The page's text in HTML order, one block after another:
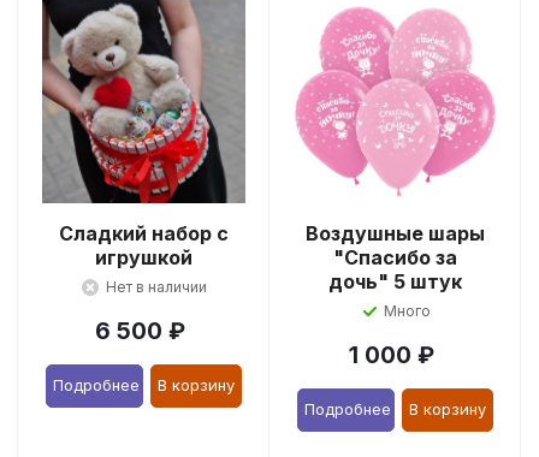
Сладкий набор с
игрушкой
Нет в наличии
6 500 ₽
Подробнее В корзину
Воздушные шары
"Спасибо за
дочь" 5 штук
Много
1 000 ₽
Подробнее В корзину